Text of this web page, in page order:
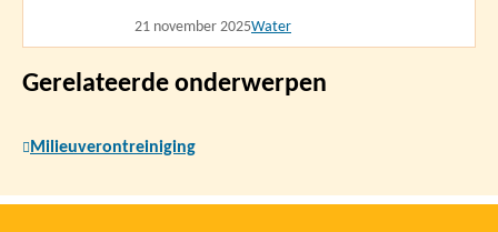
21 november 2025Water
Gerelateerde onderwerpen
Milieuverontreiniging